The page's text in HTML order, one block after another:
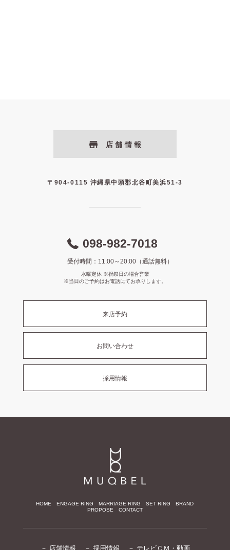
店舗情報
〒904-0115 沖縄県中頭郡北谷町美浜51-3
098-982-7018
受付時間：11:00～20:00（通話無料）
水曜定休 ※祝祭日の場合営業
※当日のご予約はお電話にてお承りします。
来店予約
お問い合わせ
採用情報
HOME ENGAGE RING MARRIAGE RING SET RING
BRAND
PROPOSE
CONTACT
－ 店舗情報 － 採用情報 － テレビＣＭ・動画